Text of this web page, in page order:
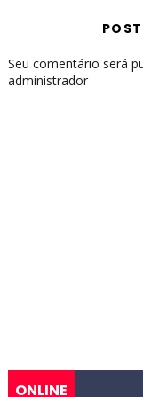
Seu comentário será
administrador
ONLINE